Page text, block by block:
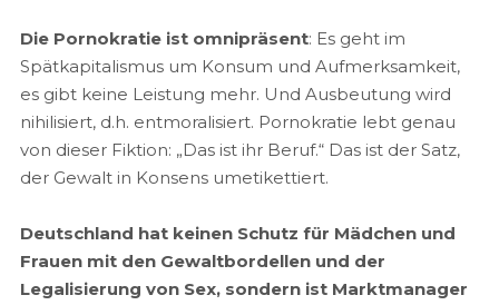
Die Pornokratie ist omnipräsent: Es geht im
Spätkapitalismus um Konsum und Aufmerksamkeit,
es gibt keine Leistung mehr. Und Ausbeutung wird
nihilisiert, d.h. entmoralisiert. Pornokratie lebt genau
von dieser Fiktion: „Das ist ihr Beruf.“ Das ist der Satz,
der Gewalt in Konsens umetikettiert.
Deutschland hat keinen Schutz für Mädchen und
Frauen mit den Gewaltbordellen und der
Legalisierung von Sex, sondern ist Marktmanager